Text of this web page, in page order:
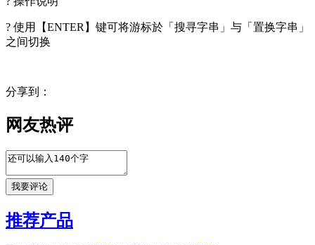
? 使用【ENTER】键可将游标於「搜寻字串」与「置换字串」
之间切换
分享到：
网友热评
推荐产品